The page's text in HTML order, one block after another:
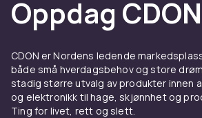
Oppdag CDON
CDON er Nordens ledende
både små hverdagsbehov og store
stadig større utvalg av produkter innen
og elektronikk til hage, skjønnhet og
Ting for livet, rett og slett.